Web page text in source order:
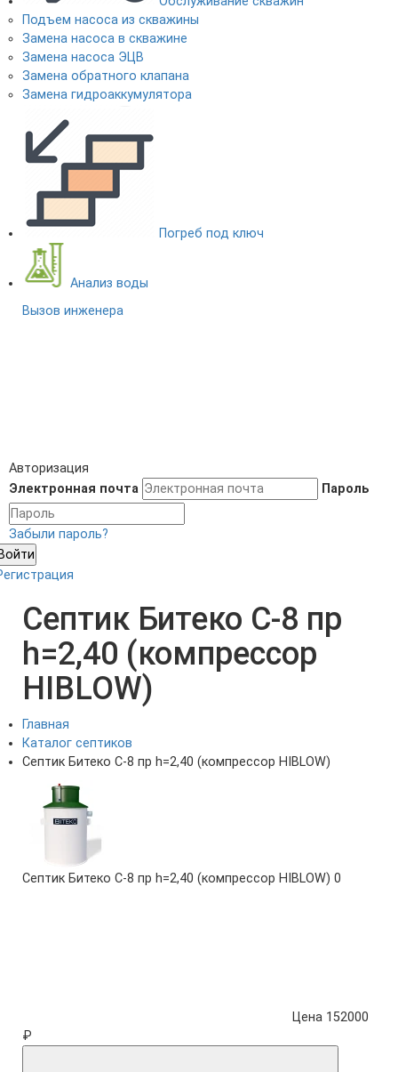
Подъем насоса из скважины
Замена насоса в скважине
Замена насоса ЭЦВ
Замена обратного клапана
Замена гидроаккумулятора
Погреб под ключ
Анализ воды
Вызов инженера
Авторизация
Электронная почта
Пароль
Забыли пароль?
Септик Битеко С-8 пр
h=2,40 (компрессор
HIBLOW)
Главная
Каталог септиков
Септик Битеко С-8 пр h=2,40 (компрессор HIBLOW)
Септик Битеко С-8 пр h=2,40 (компрессор HIBLOW) 0
Цена 152000
₽